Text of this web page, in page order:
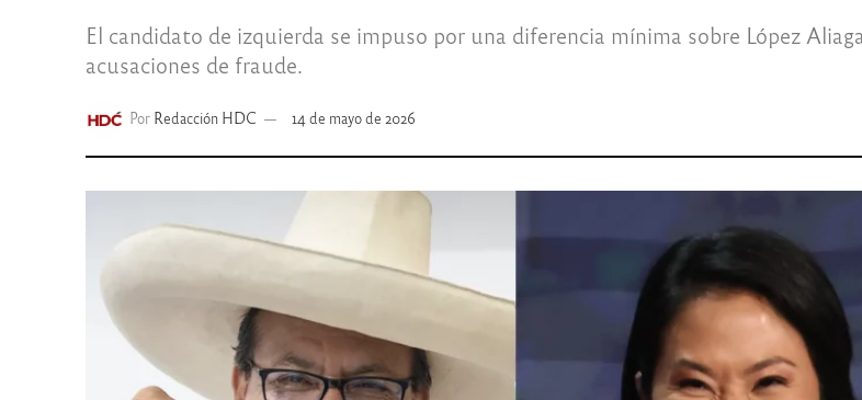
El candidato de izquierda se impuso por una diferencia mínima sobre López
acusaciones de fraude.
Por Redacción HDC 14 de mayo de 2026